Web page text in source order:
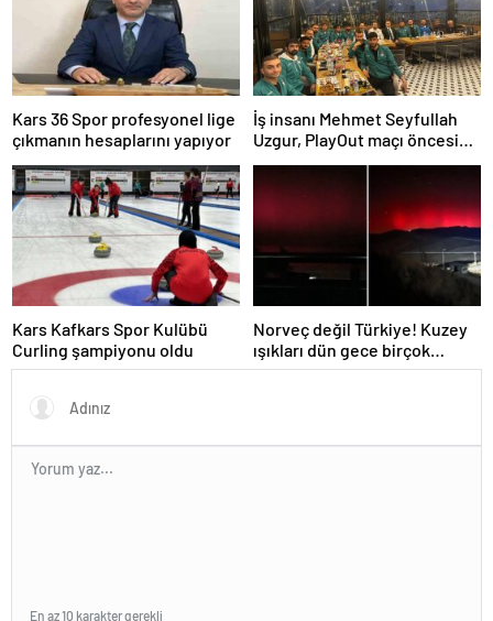
Kars 36 Spor profesyonel lige
çıkmanın hesaplarını yapıyor
İş insanı Mehmet Seyfullah
Uzgur, PlayOut maçı öncesi
Kars 36 Spora moral yemeği.
Kars Kafkars Spor Kulübü
Curling şampiyonu oldu
Norveç değil Türkiye! Kuzey
ışıkları dün gece birçok
kentimizde görüldü
En az 10 karakter gerekli